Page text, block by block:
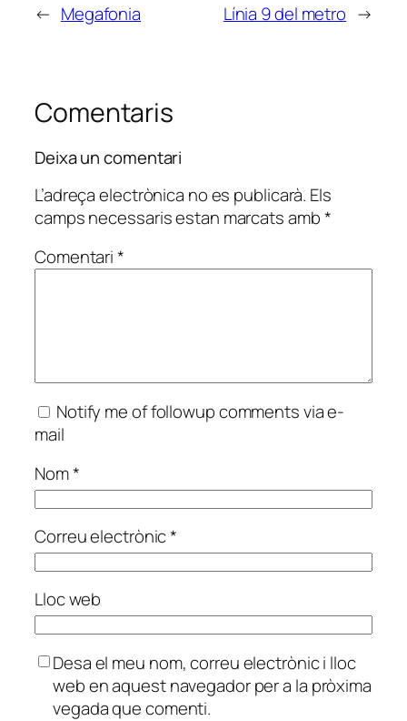
← Megafonia Línia 9 del metro →
Comentaris
Deixa un comentari
L’adreça electrònica no es publicarà. Els
camps necessaris estan marcats amb*
Comentari*
Notify me of followup comments via e-
mail
Nom*
Correu electrònic*
Lloc web
Desa el meu nom, correu electrònic i lloc
web en aquest navegador per a la pròxima
vegada que comenti.